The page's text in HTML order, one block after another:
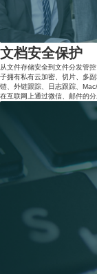
文档安全保护
从文件存储安全到文件分发管
子拥有私有云加密、切片、多
链、外链跟踪、日志跟踪、
在互联网上通过微信、邮件的分